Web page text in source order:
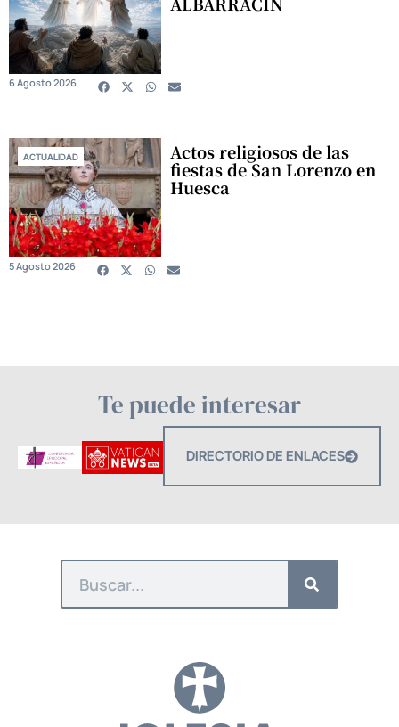
6 Agosto 2026
ACTUALIDAD Actos religiosos de las
fiestas de San Lorenzo en
Huesca
5 Agosto 2026
Te puede interesar
DIRECTORIO DE ENLACES